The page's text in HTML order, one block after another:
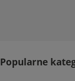
Popularne